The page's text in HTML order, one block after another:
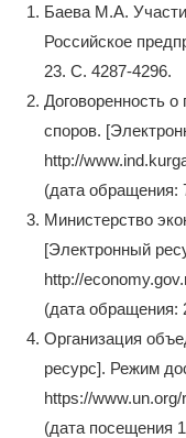
Баева М.А.
Российское
23. С. 4287-4296.
Договоренность
споров.
http://
(дата обращения:
Министерство
[Электронный
http://
(дата обращения:
Организация
ресурс]. Режим
https://
(дата посещения